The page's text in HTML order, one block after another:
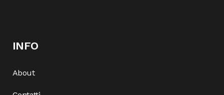
INFO
About